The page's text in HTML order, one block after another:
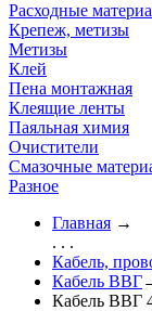
Расходные
Крепеж, метизы
Метизы
Клей
Пена монтажная
Клеящие ленты
Паяльная химия
Очистители
Смазочные
Разное
Главная →
. . .
Кабель,
Кабель ВВГ
Кабель ВВГ